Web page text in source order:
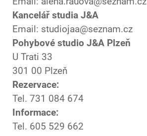
Kancelář studia J&A
Email: studiojaa@seznam.cz
Pohybové studio J&A Plzeň
U Trati 33
301 00 Plzeň
Rezervace:
Tel. 731 084 674
Informace:
Tel. 605 529 662